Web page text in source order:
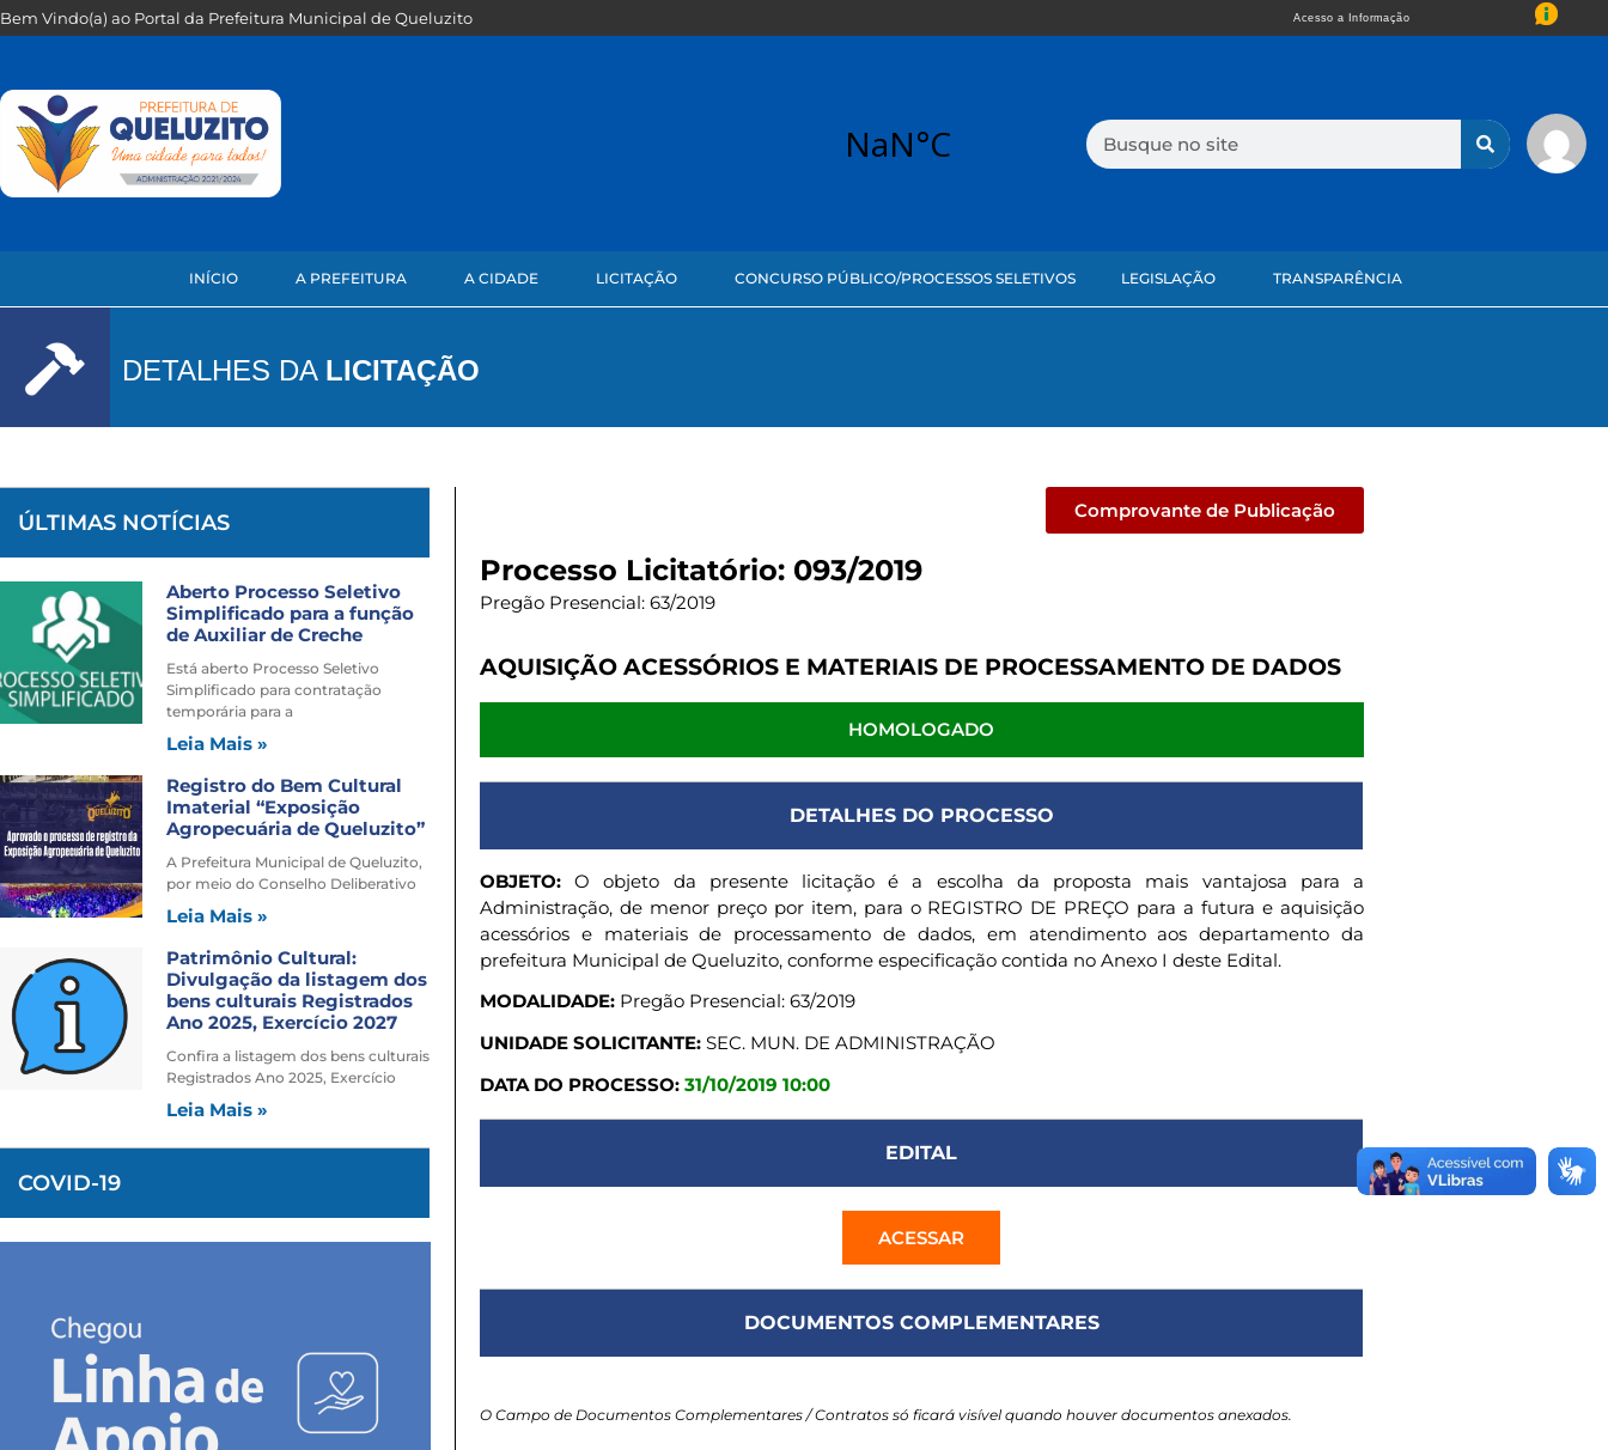
Bem Vindo(a) ao Portal da Prefeitura Municipal de Queluzito Acesso a Informação
INÍCIO A PREFEITURA A CIDADE LICITAÇÃO CONCURSO PÚBLICO/PROCESSOS SELETIVOS LEGISLAÇÃO TRANSPARÊNCIA
DETALHES DA LICITAÇÃO
ÚLTIMAS NOTÍCIAS
Aberto Processo Seletivo
Simplificado para a função
de Auxiliar de Creche
Está aberto Processo Seletivo
Simplificado para contratação
temporária para a
Leia Mais »
Registro do Bem Cultural
Imaterial “Exposição
Agropecuária de Queluzito”
A Prefeitura Municipal de Queluzito,
por meio do Conselho Deliberativo
Leia Mais »
Patrimônio Cultural:
Divulgação da listagem dos
bens culturais Registrados
Ano 2025, Exercício 2027
Confira a listagem dos bens culturais
Registrados Ano 2025, Exercício
Leia Mais »
COVID-19
Comprovante de Publicação
Processo Licitatório: 093/2019
Pregão Presencial: 63/2019
AQUISIÇÃO ACESSÓRIOS E MATERIAIS DE PROCESSAMENTO DE DADOS
HOMOLOGADO
DETALHES DO PROCESSO
OBJETO:O objeto da presente licitação é a escolha da proposta mais vantajosa para a
Administração, de menor preço por item, para o REGISTRO DE PREÇO para a futura e aquisição
acessórios e materiais de processamento de dados, em atendimento aos departamento da
prefeitura Municipal de Queluzito, conforme especificação contida no Anexo I deste Edital.
MODALIDADE:Pregão Presencial: 63/2019
UNIDADE SOLICITANTE:SEC. MUN. DE ADMINISTRAÇÃO
DATA DO PROCESSO:31/10/2019 10:00
EDITAL
ACESSAR
DOCUMENTOS COMPLEMENTARES
O Campo de Documentos Complementares / Contratos só ficará visível quando houver documentos anexados.